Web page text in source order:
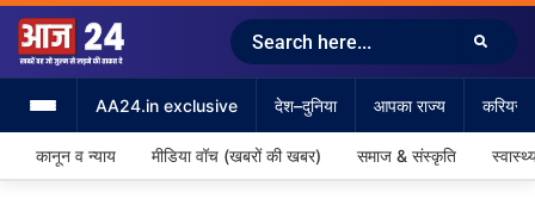
AA24.in exclusive देश–दुनिया आपका राज्य करियर
कानून व न्याय मीडिया वॉच (खबरों की खबर) समाज & संस्कृति